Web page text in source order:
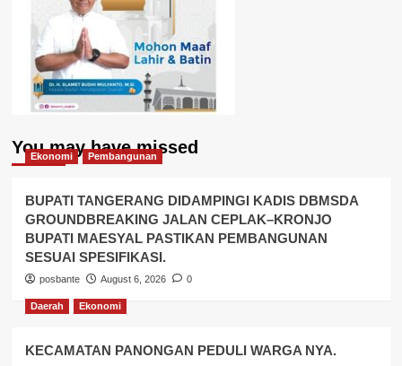
You may have missed
Ekonomi Pembangunan
BUPATI TANGERANG DIDAMPINGI KADIS DBMSDA
GROUNDBREAKING JALAN CEPLAK–KRONJO
BUPATI MAESYAL PASTIKAN PEMBANGUNAN
SESUAI SPESIFIKASI.
posbante August 6, 2026 0
Daerah Ekonomi
KECAMATAN PANONGAN PEDULI WARGA NYA.